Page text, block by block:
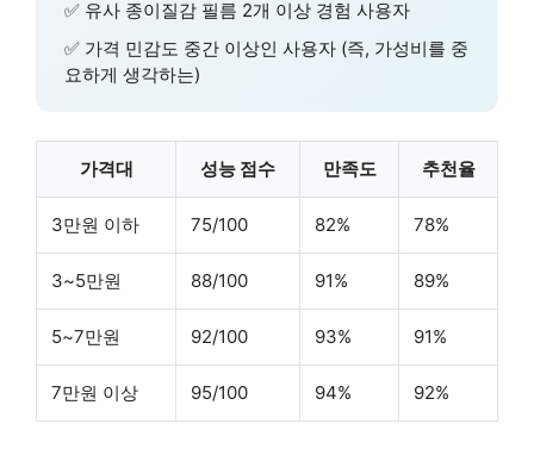
✅ 유사 종이질감 필름 2개 이상 경험 사용자
✅ 가격 민감도 중간 이상인 사용자 (즉, 가성비를 중
요하게 생각하는)
가격대 성능 점수 만족도 추천율
3만원 이하 75/100 82% 78%
3~5만원 88/100 91% 89%
5~7만원 92/100 93% 91%
7만원 이상 95/100 94% 92%